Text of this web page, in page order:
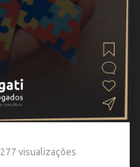
277 visualizações